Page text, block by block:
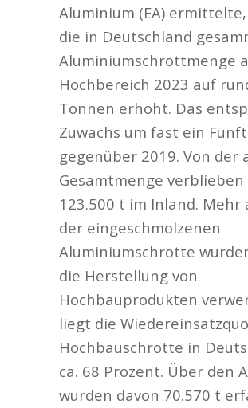
Aluminium (EA)
die in Deutschland
Aluminiumschrottmenge
Hochbereich 2023 auf
Tonnen erhöht. Das
Zuwachs um fast ein
gegenüber 2019. Von der
Gesamtmenge
123.500 t im Inland. Mehr
der eingeschmolzenen
Aluminiumschrotte
die Herstellung von
Hochbauprodukten
liegt die
Hochbauschrotte in
ca. 68 Prozent. Über den
wurden davon 70.570 t